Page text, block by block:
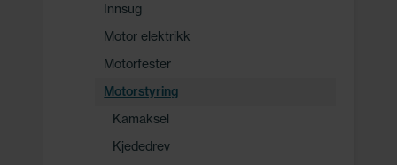
Innsug
Motor elektrikk
Motorfester
Motorstyring
Kamaksel
Kjededrev